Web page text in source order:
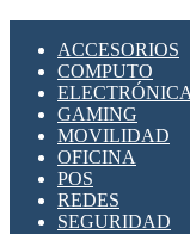
SUPRESOR
ACCESORIOS
COMPUTO
ELECTRÓNICA
GAMING
MOVILIDAD
OFICINA
POS
REDES
SEGURIDAD